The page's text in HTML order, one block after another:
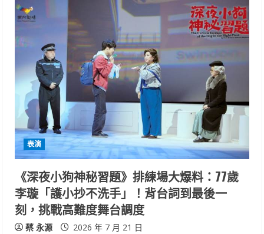
表演
《深夜小狗神秘習題》排練場大爆料：77歲
李璇「護小抄不洗手」！背台詞到最後一
刻，挑戰高難度舞台調度
蔡 永源 2026 年 7 月 21 日